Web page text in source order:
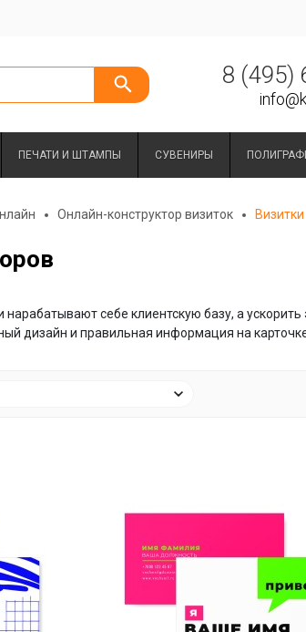
8 (495)
ПЕЧАТИ И ШТАМПЫ СУВЕНИРЫ
Онлайн-конструктор визиток
себе клиентскую базу, а
дизайн и правильная информация на